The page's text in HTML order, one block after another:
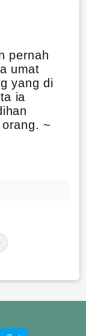
pernah
umat
yang di
ia
~